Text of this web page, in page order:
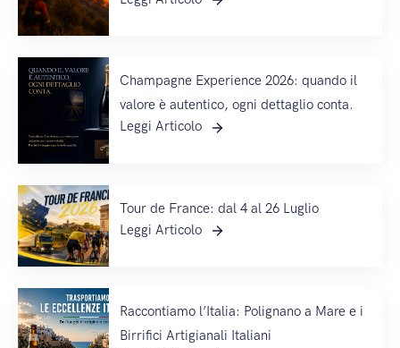
Champagne Experience 2026: quando il
valore è autentico, ogni dettaglio conta.
Leggi Articolo
Tour de France: dal 4 al 26 Luglio
Leggi Articolo
Raccontiamo l’Italia: Polignano a Mare e i
Birrifici Artigianali Italiani